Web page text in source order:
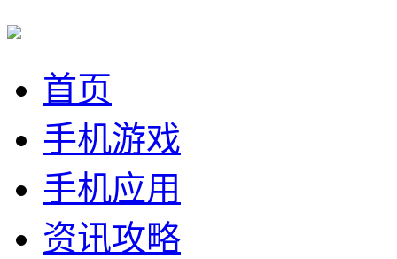
首页
手机游戏
手机应用
资讯攻略